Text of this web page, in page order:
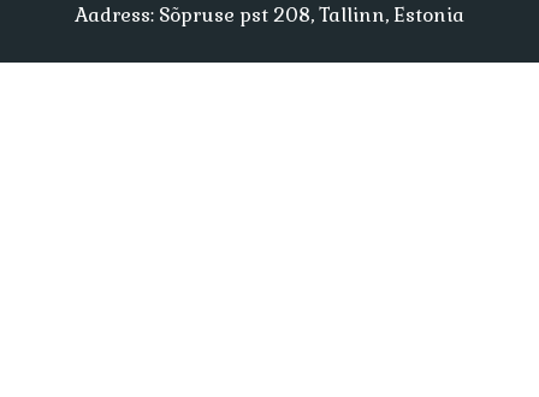
Aadress: Sõpruse pst 208, Tallinn, Estonia